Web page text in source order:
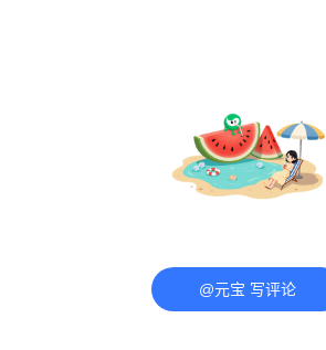
@元宝 写评论